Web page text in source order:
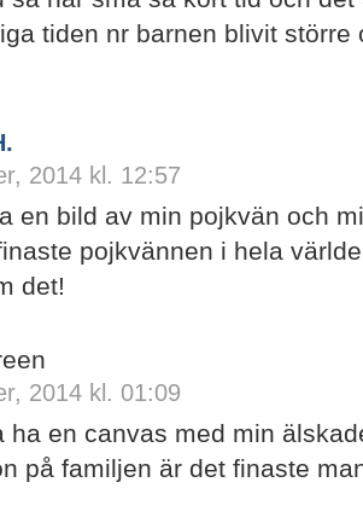
tiden nr barnen blivit större
2014 kl. 12:57
en bild av min pojkvän och
pojkvännen i hela
det!
2014 kl. 01:09
ha en canvas med min
på familjen är det finaste